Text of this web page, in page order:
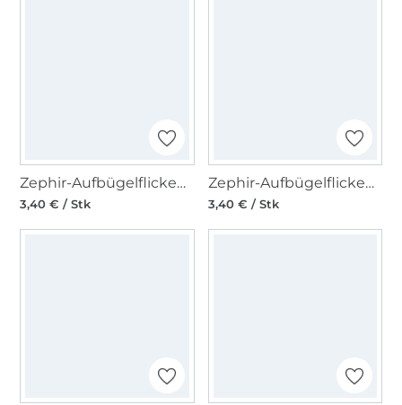
Zephir-Aufbügelflicken, 016=hellgrau
3,40 € / Stk
Zephir-Aufbügelflicken, 869=beige
3,40 € / Stk